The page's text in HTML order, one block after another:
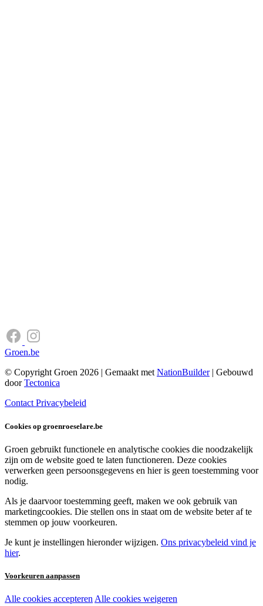
Groen.be
© Copyright Groen 2026 | Gemaakt metNationBuilder| Gebouwd
doorTectonica
ContactPrivacybeleid
Cookies op groenroeselare.be
Groen gebruikt functionele en analytische cookies die noodzakelijk
zijn om de website goed te laten functioneren. Deze cookies
verwerken geen persoonsgegevens en hier is geen toestemming voor
nodig.
Als je daarvoor toestemming geeft, maken we ook gebruik van
marketingcookies. Die stellen ons in staat om de website beter af te
stemmen op jouw voorkeuren.
Je kunt je instellingen hieronder wijzigen. Ons privacybeleid vind je
hier.
Voorkeuren aanpassen
Noodzakelijke cookies:
Alle cookies accepteren Alle cookies weigeren